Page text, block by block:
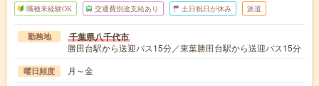
職種未経験OK 交通費別途支給あり 土日祝日が休み 派遣
勤務地 千葉県八千代市
勝田台駅から送迎バス15分／東葉勝田台駅から送迎バス15分
曜日頻度 月～金